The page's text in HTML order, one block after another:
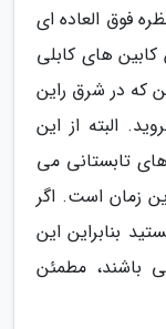
فوق العاده ای
های کابلی
که در شرق راین
البته از این
تابستانی می
زمان است. اگر
بنابراین این
باشند، مطمئن